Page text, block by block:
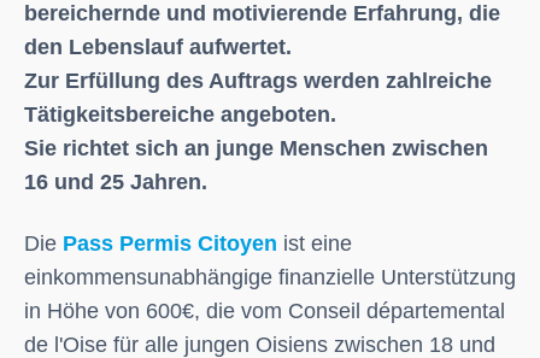
bereichernde und motivierende Erfahrung, die
den Lebenslauf aufwertet.
Zur Erfüllung des Auftrags werden zahlreiche
Tätigkeitsbereiche angeboten.
Sie richtet sich an junge Menschen zwischen
16 und 25 Jahren.
Die Pass Permis Citoyen ist eine
einkommensunabhängige finanzielle Unterstützung
in Höhe von 600€, die vom Conseil départemental
de l'Oise für alle jungen Oisiens zwischen 18 und